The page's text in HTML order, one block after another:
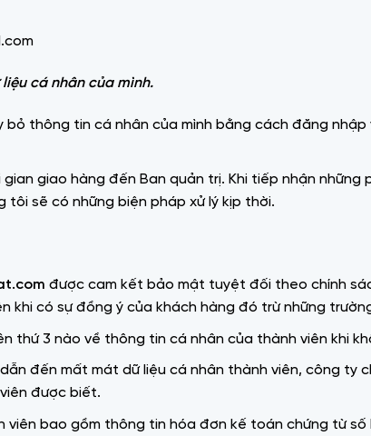
cá nhân của mình.
thông tin cá nhân của mình bằng cách đăng
giao hàng đến Ban quản trị. Khi tiếp nhận
sẽ có những biện pháp xử lý kịp thời.
được cam kết bảo mật tuyệt đối theo chính
khi có sự đồng ý của khách hàng đó trừ những
thứ 3 nào về thông tin cá nhân của thành viên khi
đến mất mát dữ liệu cá nhân thành viên, công ty
được biết.
bao gồm thông tin hóa đơn kế toán chứng từ